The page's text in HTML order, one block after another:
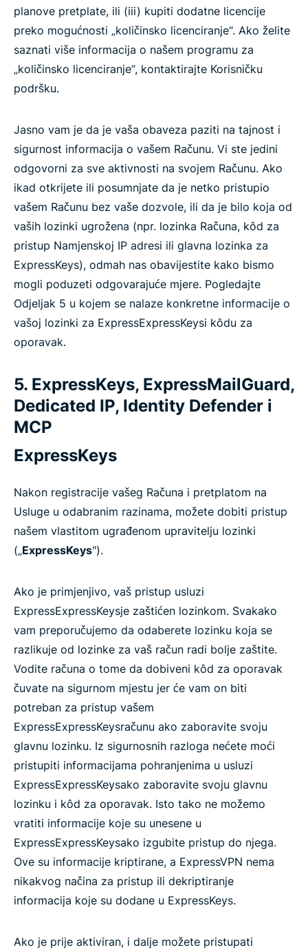
planove pretplate, ili (iii) kupiti dodatne licencije
preko mogućnosti „količinsko licenciranje“. Ako želite
saznati više informacija o našem programu za
„količinsko licenciranje“, kontaktirajte Korisničku
podršku.
Jasno vam je da je vaša obaveza paziti na tajnost i
sigurnost informacija o vašem Računu. Vi ste jedini
odgovorni za sve aktivnosti na svojem Računu. Ako
ikad otkrijete ili posumnjate da je netko pristupio
vašem Računu bez vaše dozvole, ili da je bilo koja od
vaših lozinki ugrožena (npr. lozinka Računa, kôd za
pristup Namjenskoj IP adresi ili glavna lozinka za
ExpressKeys), odmah nas obavijestite kako bismo
mogli poduzeti odgovarajuće mjere. Pogledajte
Odjeljak 5 u kojem se nalaze konkretne informacije o
vašoj lozinki za ExpressExpressKeysi kôdu za
oporavak.
5. ExpressKeys, ExpressMailGuard,
Dedicated IP, Identity Defender i
MCP
ExpressKeys
Nakon registracije vašeg Računa i pretplatom na
Usluge u odabranim razinama, možete dobiti pristup
našem vlastitom ugrađenom upravitelju lozinki
(„ExpressKeys").
Ako je primjenjivo, vaš pristup usluzi
ExpressExpressKeysje zaštićen lozinkom. Svakako
vam preporučujemo da odaberete lozinku koja se
razlikuje od lozinke za vaš račun radi bolje zaštite.
Vodite računa o tome da dobiveni kôd za oporavak
čuvate na sigurnom mjestu jer će vam on biti
potreban za pristup vašem
ExpressExpressKeysračunu ako zaboravite svoju
glavnu lozinku. Iz sigurnosnih razloga nećete moći
pristupiti informacijama pohranjenima u usluzi
ExpressExpressKeysako zaboravite svoju glavnu
lozinku i kôd za oporavak. Isto tako ne možemo
vratiti informacije koje su unesene u
ExpressExpressKeysako izgubite pristup do njega.
Ove su informacije kriptirane, a ExpressVPN nema
nikakvog načina za pristup ili dekriptiranje
informacija koje su dodane u ExpressKeys.
Ako je prije aktiviran, i dalje možete pristupati